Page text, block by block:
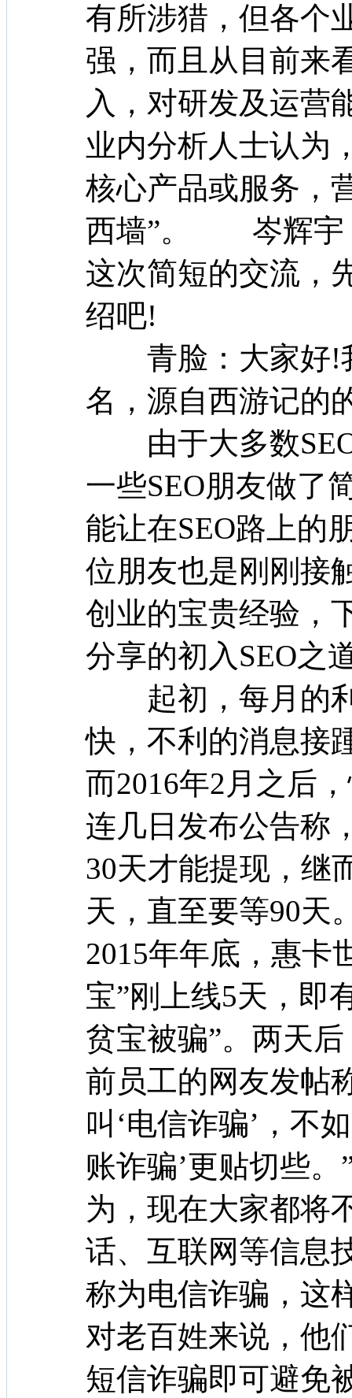
有所涉猎，但各个
强，而且从目前来
入，对研发及运营
业内分析人士认为
核心产品或服务，
西墙”。 岑辉宇
这次简短的交流，
绍吧!
青脸：大家好!
名，源自西游记的
由于大多数SEO
一些SEO朋友做了
能让在SEO路上的
位朋友也是刚刚接
创业的宝贵经验，
分享的初入SEO之
起初，每月的利
快，不利的消息接
而2016年2月之后
连几日发布公告称
30天才能提现，继
天，直至要等90天
2015年年底，惠卡
宝”刚上线5天，即
贫宝被骗”。两天
前员工的网友发帖
叫‘电信诈骗’，不
账诈骗’更贴切些
为，现在大家都将
话、互联网等信息
称为电信诈骗，这
对老百姓来说，他
短信诈骗即可避免